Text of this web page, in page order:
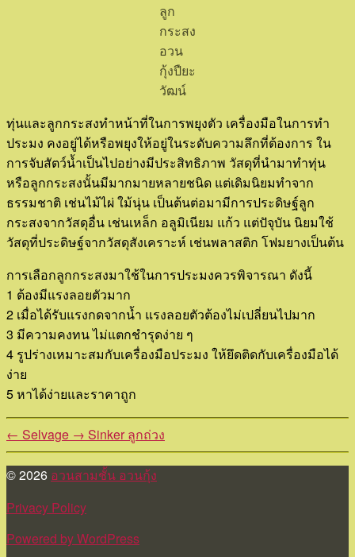
ลูก
กระสง
อวน
กุ้งปืยะ
วัฒน์
ทุ่นและลูกกระสงทำหน้าที่ในการพยุงตัว เครื่องมือในการทำ
ประมง คงอยู่ได้หรือพยุงให้อยู่ในระดับความลึกที่ต้องการ ใน
การจับสัตว์น้ำเป็นไปอย่างมีประสิทธิภาพ วัสดุที่นำมาทำทุ่น
หรือลูกกระสงนั้นมีมากมายหลายชนิด แต่เดิมนิยมทำจาก
ธรรมชาติ เช่นไม้ไผ่ ใม้นุ่น เป็นต้นต่อมามีการประดิษฐ์ลูก
กระสงจากวัสดุอื่น เช่นเหล็ก อลูมิเนียม แก้ว แต่ปัจุบัน นิยมใช้
วัสดุที่ประดิษฐ์จากวัสดุสังเคราะห์ เช่นพลาสติก โฟมยางเป็นต้น
การเลือกลูกกระสงมาใช้ในการประมงควรพิจารณา ดังนี้
1 ต้องมีแรงลอยตัวมาก
2 เมื่อได้รับแรงกดจากน้ำ แรงลอยตัวต้องไม่เปลี่ยนไปมาก
3 มีความคงทน ไม่แตกชำรุดง่าย ๆ
4 รูปร่างเหมาะสมกับเครื่องมือประมง ให้ยึดติดกับเครื่องมือได้
ง่าย
5 หาได้ง่ายและราคาถูก
← Selvage → Sinker ลูกถ่วง
© 2026 อวนสามชั้น อวนกุ้ง
Privacy Policy
Powered by WordPress